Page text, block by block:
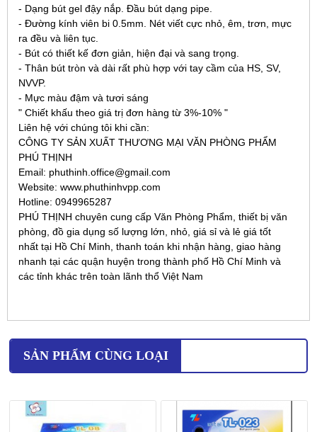
- Dạng bút gel đậy nắp. Đầu bút dạng pipe.
- Đường kính viên bi 0.5mm. Nét viết cực nhỏ, êm, trơn, mực
ra đều và liên tục.
- Bút có thiết kế đơn giản, hiện đại và sang trọng.
- Thân bút tròn và dài rất phù hợp với tay cầm của HS, SV,
NVVP.
- Mực màu đậm và tươi sáng
" Chiết khấu theo giá trị đơn hàng từ 3%-10% "
Liên hệ với chúng tôi khi cần:
CÔNG TY SẢN XUẤT THƯƠNG MẠI VĂN PHÒNG PHẨM
PHÚ THỊNH
Email: phuthinh.office@gmail.com
Website: www.phuthinhvpp.com
Hotline: 0949965287
PHÚ THỊNH chuyên cung cấp Văn Phòng Phẩm, thiết bị văn
phòng, đồ gia dụng số lượng lớn, nhỏ, giá sỉ và lẻ giá tốt
nhất tại Hồ Chí Minh, thanh toán khi nhận hàng, giao hàng
nhanh tại các quận huyện trong thành phố Hồ Chí Minh và
các tỉnh khác trên toàn lãnh thổ Việt Nam
SẢN PHẨM CÙNG LOẠI